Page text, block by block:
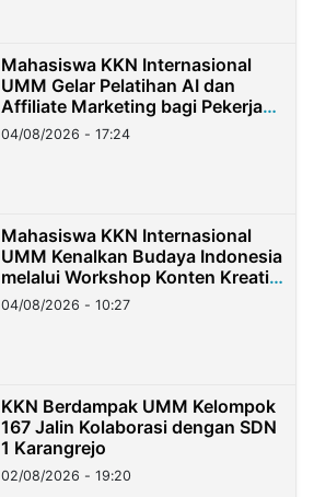
Mahasiswa KKN Internasional
UMM Gelar Pelatihan AI dan
Affiliate Marketing bagi Pekerja
Migran Indonesia di Taiwan
04/08/2026 - 17:24
Mahasiswa KKN Internasional
UMM Kenalkan Budaya Indonesia
melalui Workshop Konten Kreatif
di Taiwan
04/08/2026 - 10:27
KKN Berdampak UMM Kelompok
167 Jalin Kolaborasi dengan SDN
1 Karangrejo
02/08/2026 - 19:20